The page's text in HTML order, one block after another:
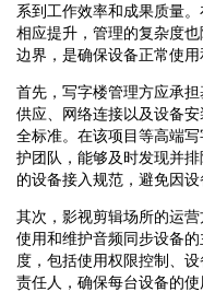
系到工作效率和成果质量
相应提升，管理的复杂度
边界，是确保设备正常使用
首先，写字楼管理方应承
供应、网络连接以及设备
全标准。在该项目等高端
护团队，能够及时发现并
的设备接入规范，避免因
其次，影视剪辑场所的运
使用和维护音频同步设备
度，包括使用权限控制、
责任人，确保每台设备的